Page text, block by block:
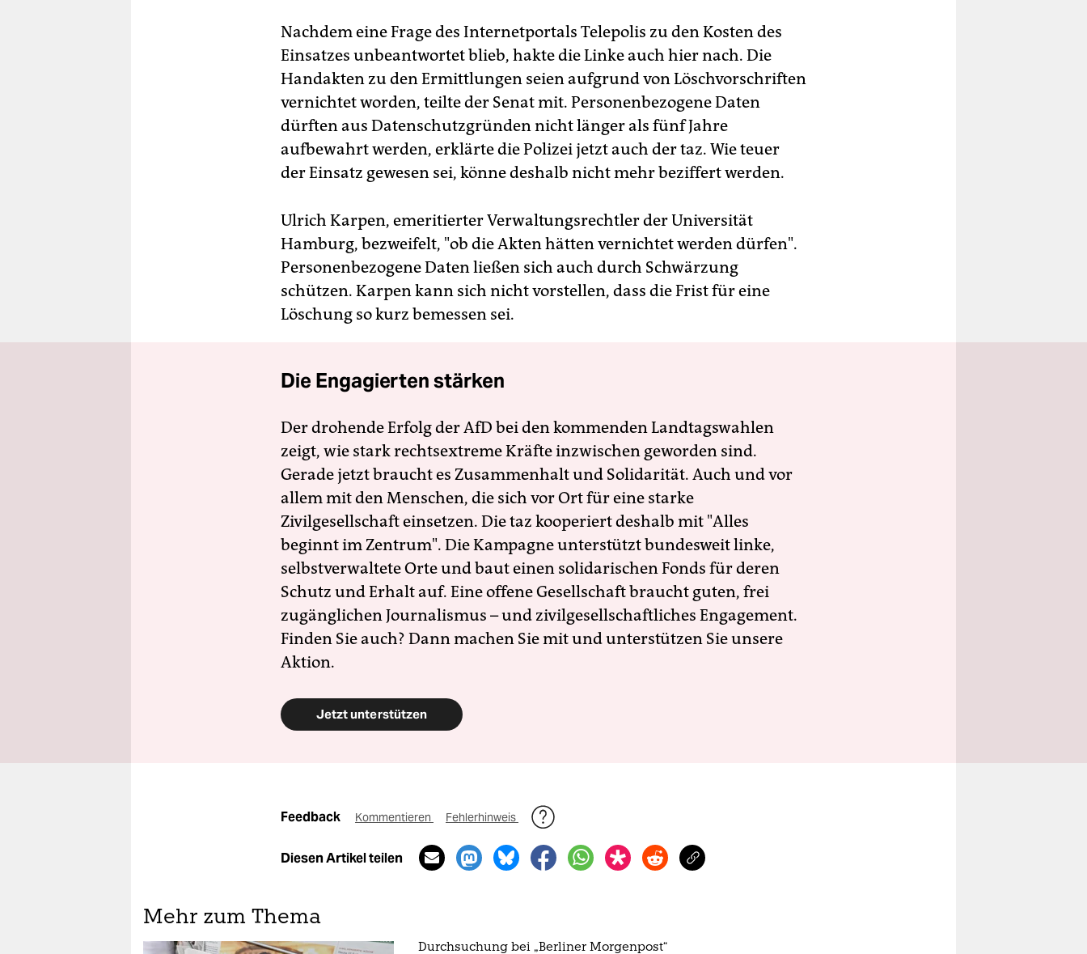
Nachdem eine Frage des Internetportals Telepolis zu den Kosten des
Einsatzes unbeantwortet blieb, hakte die Linke auch hier nach. Die
Handakten zu den Ermittlungen seien aufgrund von Löschvorschriften
vernichtet worden, teilte der Senat mit. Personenbezogene Daten
dürften aus Datenschutzgründen nicht länger als fünf Jahre
aufbewahrt werden, erklärte die Polizei jetzt auch der taz. Wie teuer
der Einsatz gewesen sei, könne deshalb nicht mehr beziffert werden.
Ulrich Karpen, emeritierter Verwaltungsrechtler der Universität
Hamburg, bezweifelt, "ob die Akten hätten vernichtet werden dürfen".
Personenbezogene Daten ließen sich auch durch Schwärzung
schützen. Karpen kann sich nicht vorstellen, dass die Frist für eine
Löschung so kurz bemessen sei.
Die Engagierten stärken
Der drohende Erfolg der AfD bei den kommenden Landtagswahlen
zeigt, wie stark rechtsextreme Kräfte inzwischen geworden sind.
Gerade jetzt braucht es Zusammenhalt und Solidarität. Auch und vor
allem mit den Menschen, die sich vor Ort für eine starke
Zivilgesellschaft einsetzen. Die taz kooperiert deshalb mit "Alles
beginnt im Zentrum". Die Kampagne unterstützt bundesweit linke,
selbstverwaltete Orte und baut einen solidarischen Fonds für deren
Schutz und Erhalt auf. Eine offene Gesellschaft braucht guten, frei
zugänglichen Journalismus – und zivilgesellschaftliches Engagement.
Finden Sie auch? Dann machen Sie mit und unterstützen Sie unsere
Aktion.
Jetzt unterstützen
Feedback Kommentieren Fehlerhinweis
Diesen Artikel teilen
Mehr zum Thema
Durchsuchung bei „Berliner Morgenpost“